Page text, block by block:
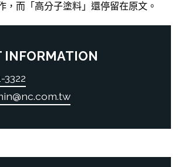
，而「高分子塗料」還停留在原文。
INFORMATION
3322